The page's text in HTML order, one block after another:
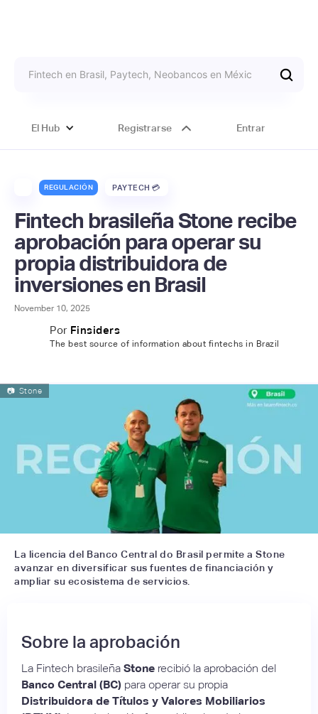
El Hub Registrarse Entrar
REGULACIÓN PAYTECH 💳
Fintech brasileña Stone recibe
aprobación para operar su
propia distribuidora de
inversiones en Brasil
November 10, 2025
Por Finsiders
The best source of information about fintechs in Brazil
📷 Stone
La licencia del Banco Central do Brasil permite a Stone
avanzar en diversificar sus fuentes de financiación y
ampliar su ecosistema de servicios.
Sobre la aprobación
La Fintech brasileña Stone recibió la aprobación del
Banco Central (BC) para operar su propia
Distribuidora de Títulos y Valores Mobiliarios